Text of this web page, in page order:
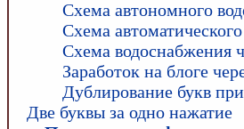
Схема автономного
Схема
Схема водоснабжения
Заработок на блоге
Дублирование букв
Две буквы за одно нажатие